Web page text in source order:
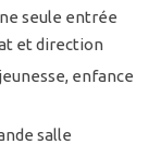
seule entrée
et direction
enfance
salle